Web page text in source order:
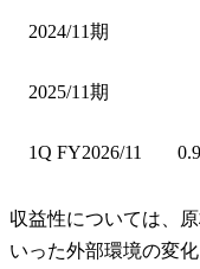
2024/11期
2025/11期
1Q FY2026/11
収益性については、
いった外部環境の変化